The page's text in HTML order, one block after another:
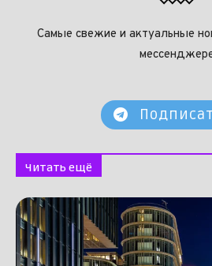
Самые свежие и актуальные
Читать ещё